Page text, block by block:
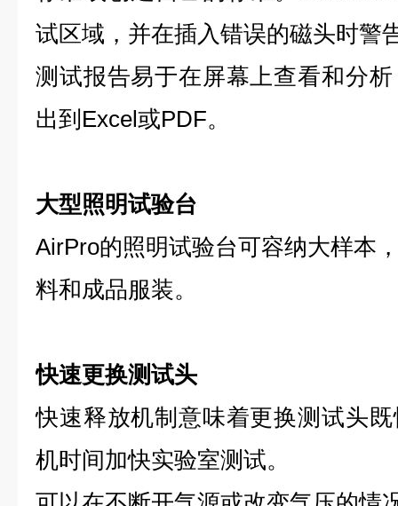
试区域，并在插入错误的磁头时警
测试报告易于在屏幕上查看和分
出到Excel或PDF。
大型照明试验台
AirPro的照明试验台可容纳大样本
料和成品服装。
快速更换测试头
快速释放机制意味着更换测试头
机时间加快实验室测试。